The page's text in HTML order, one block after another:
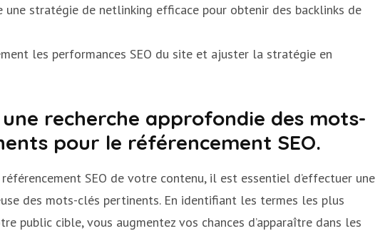
une stratégie de netlinking efficace pour obtenir des backlinks de
les performances SEO du site et ajuster la stratégie en
recherche approfondie des mots-
pour le référencement SEO.
SEO de votre contenu, il est essentiel d’effectuer une
des mots-clés pertinents. En identifiant les termes les plus
public cible, vous augmentez vos chances d’apparaître dans les